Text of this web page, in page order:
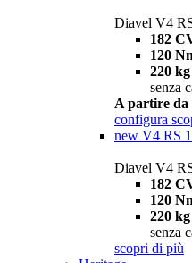
Diavel V4
182
120
220 kg
senza
A partire da
configura
new V4 RS
Diavel V4
182
120
220 kg
senza
scopri di più